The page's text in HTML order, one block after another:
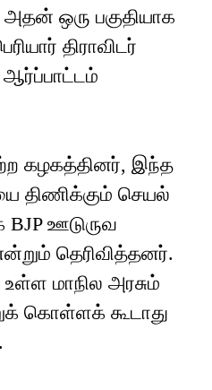
ஒரு பகுதியாக
திராவிடர்
கழகத்தினர், இந்த
திணிக்கும் செயல்
ஊடுருவ
தெரிவித்தனர்.
உள்ள மாநில அரசும்
கொள்ளக் கூடாது